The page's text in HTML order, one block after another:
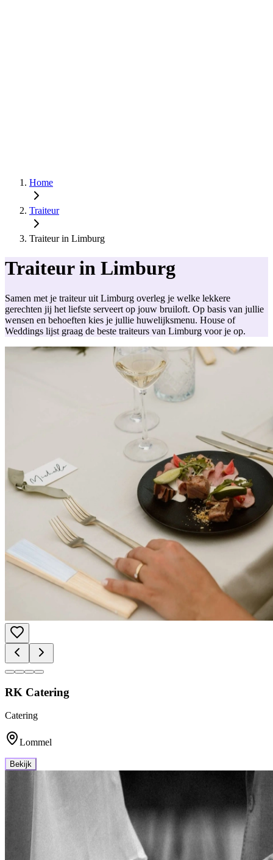
Home
Traiteur
Traiteur in Limburg
Traiteur in Limburg
Samen met je traiteur uit Limburg overleg je welke lekkere
gerechten jij het liefste serveert op jouw bruiloft. Op basis van jullie
wensen en behoeften kies je jullie huwelijksmenu. House of
Weddings lijst graag de beste traiteurs van Limburg voor je op.
RK Catering
Catering
Lommel
Bekijk